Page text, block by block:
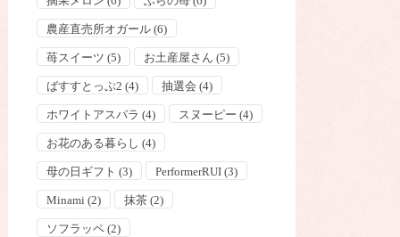
農産直売所オガール (6)
苺スイーツ (5) お土産屋さん (5)
ばすすとっぷ2 (4) 抽選会 (4)
ホワイトアスパラ (4) スヌーピー (4)
お花のある暮らし (4)
母の日ギフト (3) PerformerRUI (3)
Minami (2) 抹茶 (2)
ソフラッペ (2)